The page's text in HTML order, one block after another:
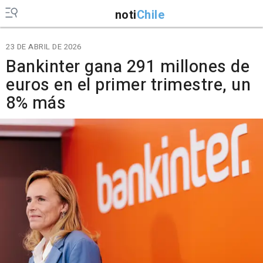
notiChile
23 DE ABRIL DE 2026
Bankinter gana 291 millones de
euros en el primer trimestre, un
8% más